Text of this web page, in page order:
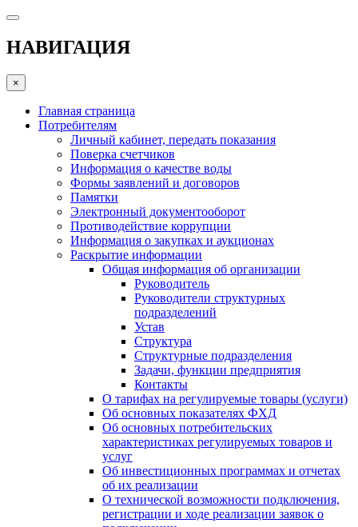
НАВИГАЦИЯ
×
Главная страница
Потребителям
Личный кабинет, передать показания
Поверка счетчиков
Информация о качестве воды
Формы заявлений и договоров
Памятки
Электронный документооборот
Противодействие коррупции
Информация о закупках и аукционах
Раскрытие информации
Общая информация об организации
Руководитель
Руководители структурных
подразделений
Устав
Структура
Структурные подразделения
Задачи, функции предприятия
Контакты
О тарифах на регулируемые товары (услуги)
Об основных показателях ФХД
Об основных потребительских
характеристиках регулируемых товаров и
услуг
Об инвестиционных программах и отчетах
об их реализации
О технической возможности подключения,
регистрации и ходе реализации заявок о